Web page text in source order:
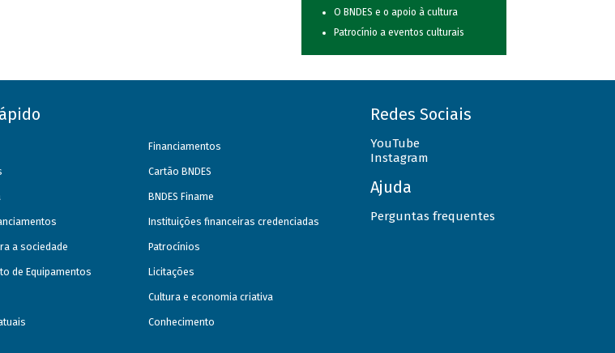
O BNDES e o apoio à cultura
Patrocínio a eventos culturais
a sociedade
de Equipamentos
Financiamentos
Cartão BNDES
BNDES Finame
Instituições financeiras credenciadas
Patrocínios
Licitações
Cultura e economia criativa
Conhecimento
Redes Sociais
YouTube
Instagram
Ajuda
Perguntas frequentes